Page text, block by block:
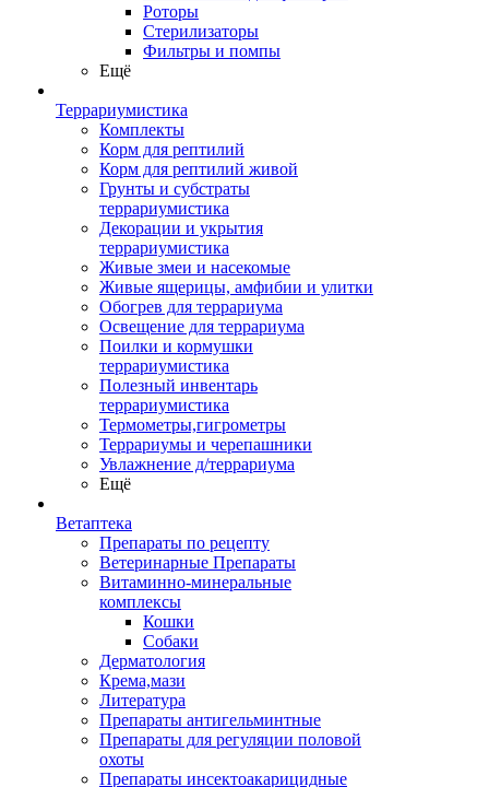
Роторы
Стерилизаторы
Фильтры и помпы
Ещё
Террариумистика
Комплекты
Корм для рептилий
Корм для рептилий живой
Грунты и субстраты
террариумистика
Декорации и укрытия
террариумистика
Живые змеи и насекомые
Живые ящерицы, амфибии и улитки
Обогрев для террариума
Освещение для террариума
Поилки и кормушки
террариумистика
Полезный инвентарь
террариумистика
Термометры,гигрометры
Террариумы и черепашники
Увлажнение д/террариума
Ещё
Ветаптека
Препараты по рецепту
Ветеринарные Препараты
Витаминно-минеральные
комплексы
Кошки
Собаки
Дерматология
Крема,мази
Литература
Препараты антигельминтные
Препараты для регуляции половой
охоты
Препараты инсектоакарицидные